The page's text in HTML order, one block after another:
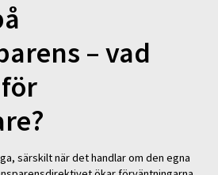
– vad
särskilt när det handlar om den egna